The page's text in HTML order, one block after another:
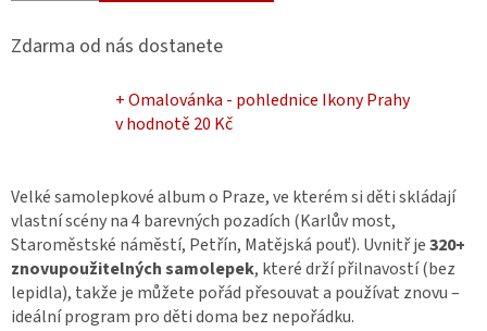
Zdarma od nás dostanete
+ Omalovánka - pohlednice Ikony Prahy
v hodnotě 20 Kč
Velké samolepkové album o Praze, ve kterém si děti skládají
vlastní scény na 4 barevných pozadích (Karlův most,
Staroměstské náměstí, Petřín, Matějská pouť). Uvnitř je320+
znovupoužitelných samolepek, které drží přilnavostí (bez
lepidla), takže je můžete pořád přesouvat a používat znovu –
ideální program pro děti doma bez nepořádku.